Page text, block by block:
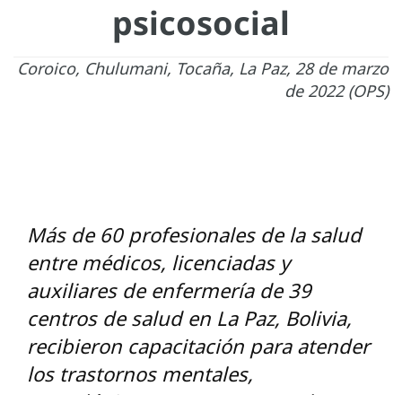
psicosocial
Coroico, Chulumani, Tocaña, La Paz, 28 de marzo
de 2022 (OPS)
Más de 60 profesionales de la salud
entre médicos, licenciadas y
auxiliares de enfermería de 39
centros de salud en La Paz, Bolivia,
recibieron capacitación para atender
los trastornos mentales,